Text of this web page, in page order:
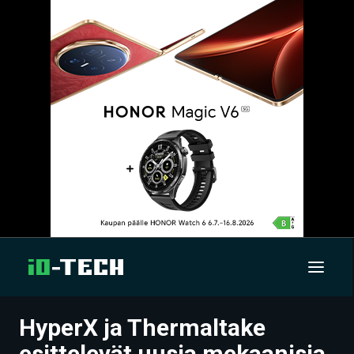
UUTISET
HyperX ja Thermaltake